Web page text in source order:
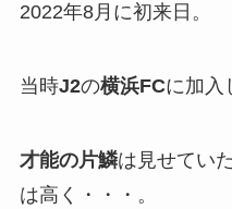
2022年8月に初来日。
当時J2の横浜FCに加入
才能の片鱗は見せてい
は高く・・・。